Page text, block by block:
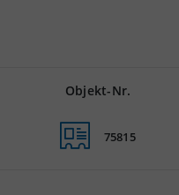
Objekt-Nr.
75815